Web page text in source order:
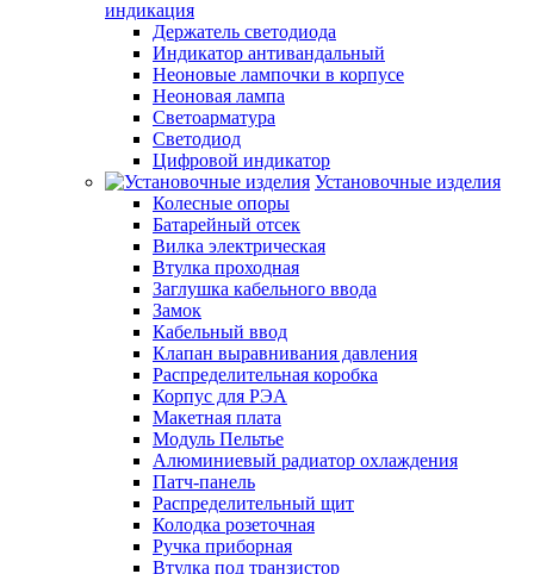
индикация
Держатель светодиода
Индикатор антивандальный
Неоновые лампочки в корпусе
Неоновая лампа
Светоарматура
Светодиод
Цифровой индикатор
Установочные изделия
Колесные опоры
Батарейный отсек
Вилка электрическая
Втулка проходная
Заглушка кабельного ввода
Замок
Кабельный ввод
Клапан выравнивания давления
Распределительная коробка
Корпус для РЭА
Макетная плата
Модуль Пельтье
Алюминиевый радиатор охлаждения
Патч-панель
Распределительный щит
Колодка розеточная
Ручка приборная
Втулка под транзистор